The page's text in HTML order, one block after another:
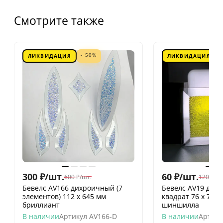
Смотрите также
ЛИКВИДАЦИЯ - 50%
300 ₽/шт.600 ₽/шт.
Бевелс AV166 дихроичный (7
элементов) 112 х 645 мм
бриллиант
В наличииАртикул AV166-D
ЛИКВИДАЦИЯ
60 ₽/шт.120
Бевелс AV19
квадрат 76 х 76
шиншилла
В наличии